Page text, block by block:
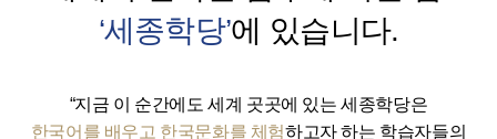
‘세종학당’에 있습니다.
“지금 이 순간에도 세계 곳곳에 있는 세종학당은
한국어를 배우고 한국문화를 체험하고자 하는 학습자들의